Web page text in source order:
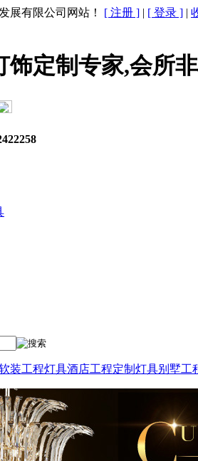
展有限公司网站！ [ 注册 ] | [ 登录 ] |
装工程灯具酒店工程定制灯具别墅工